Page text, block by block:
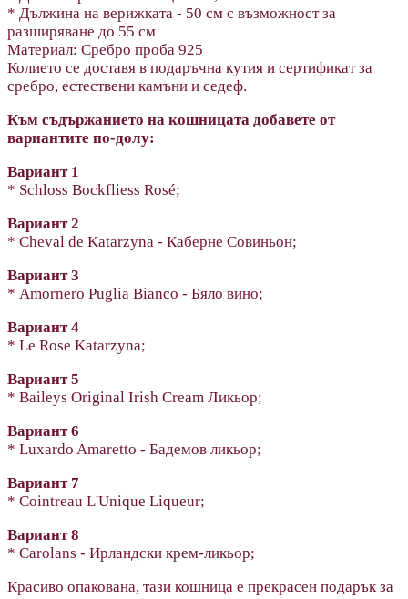
* Дължина на верижката - 50 см с възможност за
разширяване до 55 см
Материал: Сребро проба 925
Колието се доставя в подаръчна кутия и сертификат за
сребро, естествени камъни и седеф.
Към съдържанието на кошницата добавете от
вариантите по-долу:
Вариант 1
* Schloss Bockfliess Rosé;
Вариант 2
* Cheval de Katarzyna - Каберне Совиньон;
Вариант 3
* Amornero Puglia Bianco - Бяло вино;
Вариант 4
* Le Rose Katarzyna;
Вариант 5
* Baileys Original Irish Cream Ликьор;
Вариант 6
* Luxardo Amaretto - Бадемов ликьор;
Вариант 7
* Cointreau L'Unique Liqueur;
Вариант 8
* Carolans - Ирландски крем-ликьор;
Красиво опакована, тази кошница е прекрасен подарък за